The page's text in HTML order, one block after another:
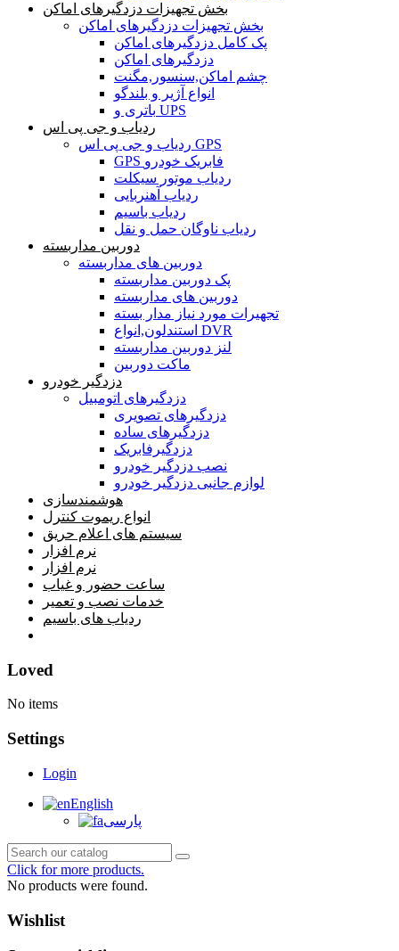
بخش تجهیزات دزدگیرهای اماکن
بخش تجهیزات دزدگیرهای اماکن
پک کامل دزدگیرهای اماکن
دزدگیرهای اماکن
چشم اماکن,سنسور,مگنت
انواع آژیر و بلندگو
باتری و UPS
ردیاب و جی پی اس
ردیاب و جی پی اس GPS
GPS فابریک خودرو
ردیاب موتور سیکلت
ردیاب آهنربایی
ردیاب باسیم
ردیاب ناوگان حمل و نقل
دوربین مداربسته
دوربین های مداربسته
پک دوربین مداربسته
دوربین های مداربسته
تجهیرات مورد نیاز مدار بسته
استندلون,انواع DVR
لنز دوربین مداربسته
ماکت دوربین
دزدگیر خودرو
دزدگیرهای اتومبیل
دزدگیرهای تصویری
دزدگیرهای ساده
دزدگیرفابریک
نصب دزدگیر خودرو
لوازم جانبی دزدگیر خودرو
هوشمندسازی
انواع ریموت کنترل
سیستم های اعلام حریق
نرم افزار
نرم افزار
ساعت حضور و غیاب
خدمات نصب و تعمیر
ردیاب های باسیم
Loved
No items
Settings
Login
English
پارسی
Click for more products.
No products were found.
Wishlist